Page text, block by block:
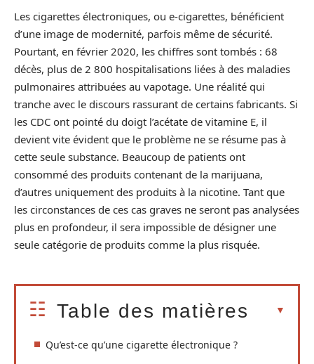
Les cigarettes électroniques, ou e-cigarettes, bénéficient
d’une image de modernité, parfois même de sécurité.
Pourtant, en février 2020, les chiffres sont tombés : 68
décès, plus de 2 800 hospitalisations liées à des maladies
pulmonaires attribuées au vapotage. Une réalité qui
tranche avec le discours rassurant de certains fabricants. Si
les CDC ont pointé du doigt l’acétate de vitamine E, il
devient vite évident que le problème ne se résume pas à
cette seule substance. Beaucoup de patients ont
consommé des produits contenant de la marijuana,
d’autres uniquement des produits à la nicotine. Tant que
les circonstances de ces cas graves ne seront pas analysées
plus en profondeur, il sera impossible de désigner une
seule catégorie de produits comme la plus risquée.
Table des matières
Qu’est-ce qu’une cigarette électronique ?